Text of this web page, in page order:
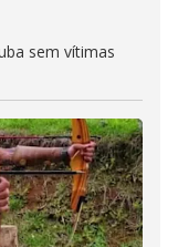
sem vítimas